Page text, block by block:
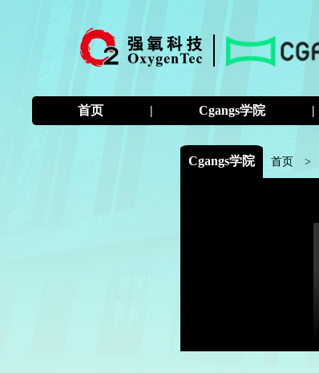
首页 | Cgangs学院 |
Cgangs学院 首页 >